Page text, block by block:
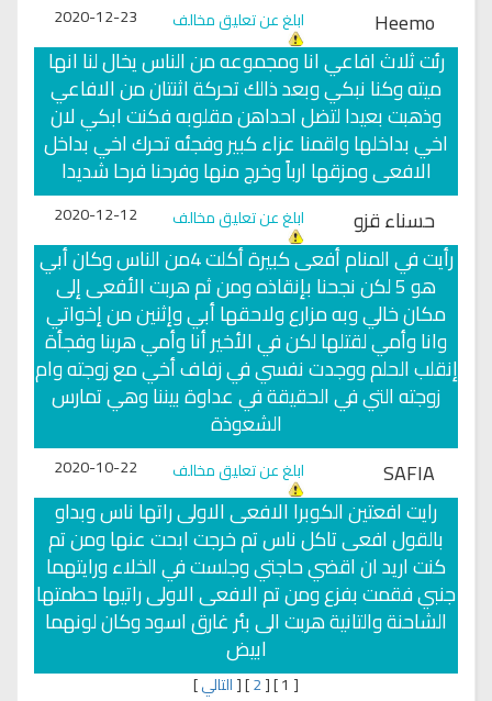
Heemo
ابلغ عن تعليق مخالف 2020-12-23
رئت ثلاث افاعي انا ومجموعه من الناس يخال لنا انها
ميته وكنا نبكي وبعد ذالك تحركة اثنتان من الافاعي
وذهبت بعيدا لتضل احداهن مقلوبه فكنت ابكي لان
اخي بداخلها واقمنا عزاء كبير وفجئه تحرك اخي بداخل
الافعى ومزقها ارباً وخرج منها وفرحنا فرحا شديدا
حسناء قزو
ابلغ عن تعليق مخالف 2020-12-12
رأيت في المنام أفعى كبيرة أكلت 4من الناس وكان أبي
هو 5 لكن نجحنا بإنقاذه ومن ثم هربت الأفعى إلى
مكان خالي وبه مزارع ولاحقها أبي وإثنين من إخواتي
وانا وأمي لقتلها لكن في الأخير أنا وأمي هربنا وفجأة
إنقلب الحلم ووجدت نفسي في زفاف أخي مع زوجته وام
زوجته التي في الحقيقة في عداوة بيننا وهي تمارس
الشعوذة
SAFIA
ابلغ عن تعليق مخالف 2020-10-22
رايت افعتين الكوبرا الافعى الاولى راتها ناس وبداو
بالقول افعى تاكل ناس تم خرجت ابحت عنها ومن تم
كنت اريد ان اقضي حاجتي وجلست في الخلاء ورايتهما
جنبي فقمت بفزع ومن تم الافعى الاولى راتيها حطمتها
الشاحنة والتانية هربت الى بئر غارق اسود وكان لونهما
ابيض
[
]
[
2
]
[التالي]